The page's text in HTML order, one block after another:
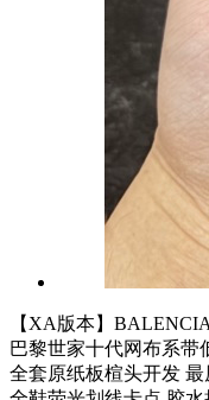
【XA版本】
巴黎世家十代网布系带
全套原纸板楦头开发